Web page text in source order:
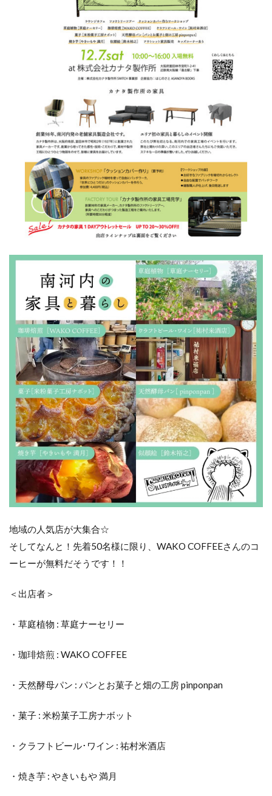
地域の人気店が大集合☆
そしてなんと！先着50名様に限り、WAKO COFFEEさんのコ
ーヒーが無料だそうです！！
＜出店者＞
・草庭植物 : 草庭ナーセリー
・珈琲焙煎 : WAKO COFFEE
・天然酵母パン : パンとお菓子と畑の工房 pinponpan
・菓子 : 米粉菓子工房ナボット
・クラフトビール･ワイン : 祐村米酒店
・焼き芋 : やきいもや 満月